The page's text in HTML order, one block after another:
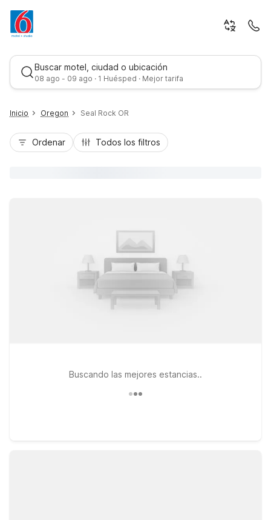
Buscar motel, ciudad o ubicación
08 ago - 09 ago · 1 Huésped · Mejor tarifa
Inicio Oregon Seal Rock OR
Ordenar Todos los filtros
Buscando las mejores estancias..